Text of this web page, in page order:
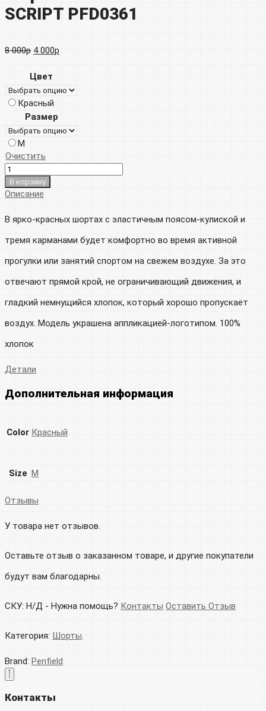
SCRIPT PFD0361
8 000р Первоначальная
цена
составляла
000р.
4 000р
4
Цвет
Красный
Размер
M
Очистить
В корзину
Описание
В ярко-красных шортах с эластичным поясом-кулиской и
тремя карманами будет комфортно во время активной
прогулки или занятий спортом на свежем воздухе. За это
отвечают прямой крой, не ограничивающий движения, и
гладкий немнущийся хлопок, который хорошо пропускает
воздух. Модель украшена аппликацией-логотипом. 100%
хлопок
Детали
Дополнительная информация
Color Красный
Size M
Отзывы
У товара нет отзывов.
Оставьте отзыв о заказанном товаре, и другие покупатели
будут вам благодарны.
СКУ: Н/Д - Нужна помощь? Контакты Оставить Отзыв
Категория: Шорты.
Brand: Penfield
Контакты